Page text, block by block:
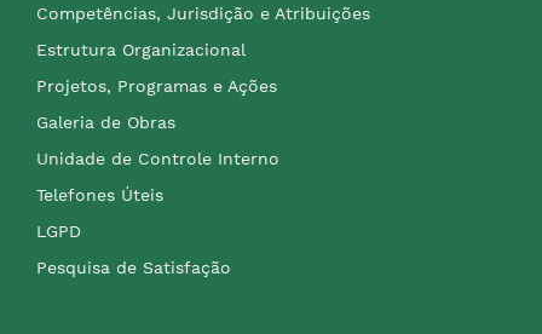
Competências, Jurisdição e Atribuições
Estrutura Organizacional
Projetos, Programas e Ações
Galeria de Obras
Unidade de Controle Interno
Telefones Úteis
LGPD
Pesquisa de Satisfação